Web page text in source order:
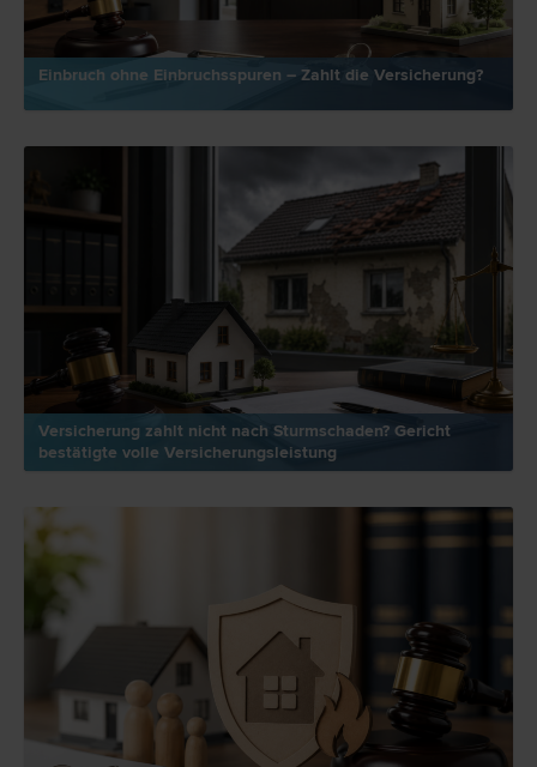
Einbruch ohne Einbruchsspuren – Zahlt die Versicherung?
Versicherung zahlt nicht nach Sturmschaden? Gericht
bestätigte volle Versicherungsleistung